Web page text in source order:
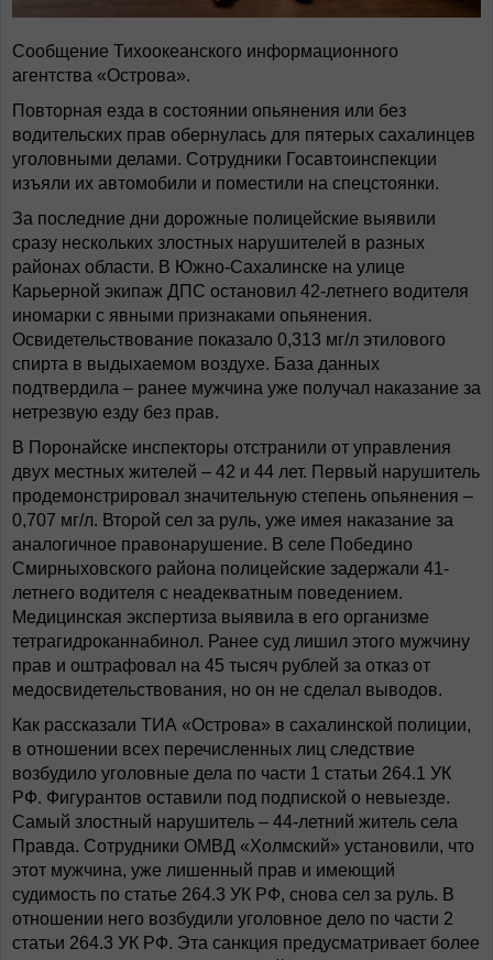
Сообщение Тихоокеанского информационного
агентства «Острова».
Повторная езда в состоянии опьянения или без
водительских прав обернулась для пятерых сахалинцев
уголовными делами. Сотрудники Госавтоинспекции
изъяли их автомобили и поместили на спецстоянки.
За последние дни дорожные полицейские выявили
сразу нескольких злостных нарушителей в разных
районах области. В Южно-Сахалинске на улице
Карьерной экипаж ДПС остановил 42-летнего водителя
иномарки с явными признаками опьянения.
Освидетельствование показало 0,313 мг/л этилового
спирта в выдыхаемом воздухе. База данных
подтвердила – ранее мужчина уже получал наказание за
нетрезвую езду без прав.
В Поронайске инспекторы отстранили от управления
двух местных жителей – 42 и 44 лет. Первый нарушитель
продемонстрировал значительную степень опьянения –
0,707 мг/л. Второй сел за руль, уже имея наказание за
аналогичное правонарушение. В селе Победино
Смирныховского района полицейские задержали 41-
летнего водителя с неадекватным поведением.
Медицинская экспертиза выявила в его организме
тетрагидроканнабинол. Ранее суд лишил этого мужчину
прав и оштрафовал на 45 тысяч рублей за отказ от
медосвидетельствования, но он не сделал выводов.
Как рассказали ТИА «Острова» в сахалинской полиции,
в отношении всех перечисленных лиц следствие
возбудило уголовные дела по части 1 статьи 264.1 УК
РФ. Фигурантов оставили под подпиской о невыезде.
Самый злостный нарушитель – 44-летний житель села
Правда. Сотрудники ОМВД «Холмский» установили, что
этот мужчина, уже лишенный прав и имеющий
судимость по статье 264.3 УК РФ, снова сел за руль. В
отношении него возбудили уголовное дело по части 2
статьи 264.3 УК РФ. Эта санкция предусматривает более